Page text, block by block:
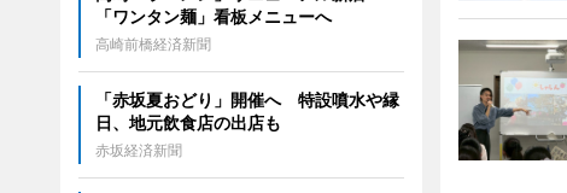
「ワンタン麺」看板メニューへ
高崎前橋経済新聞
「赤坂夏おどり」開催へ 特設噴水や縁
日、地元飲食店の出店も
赤坂経済新聞